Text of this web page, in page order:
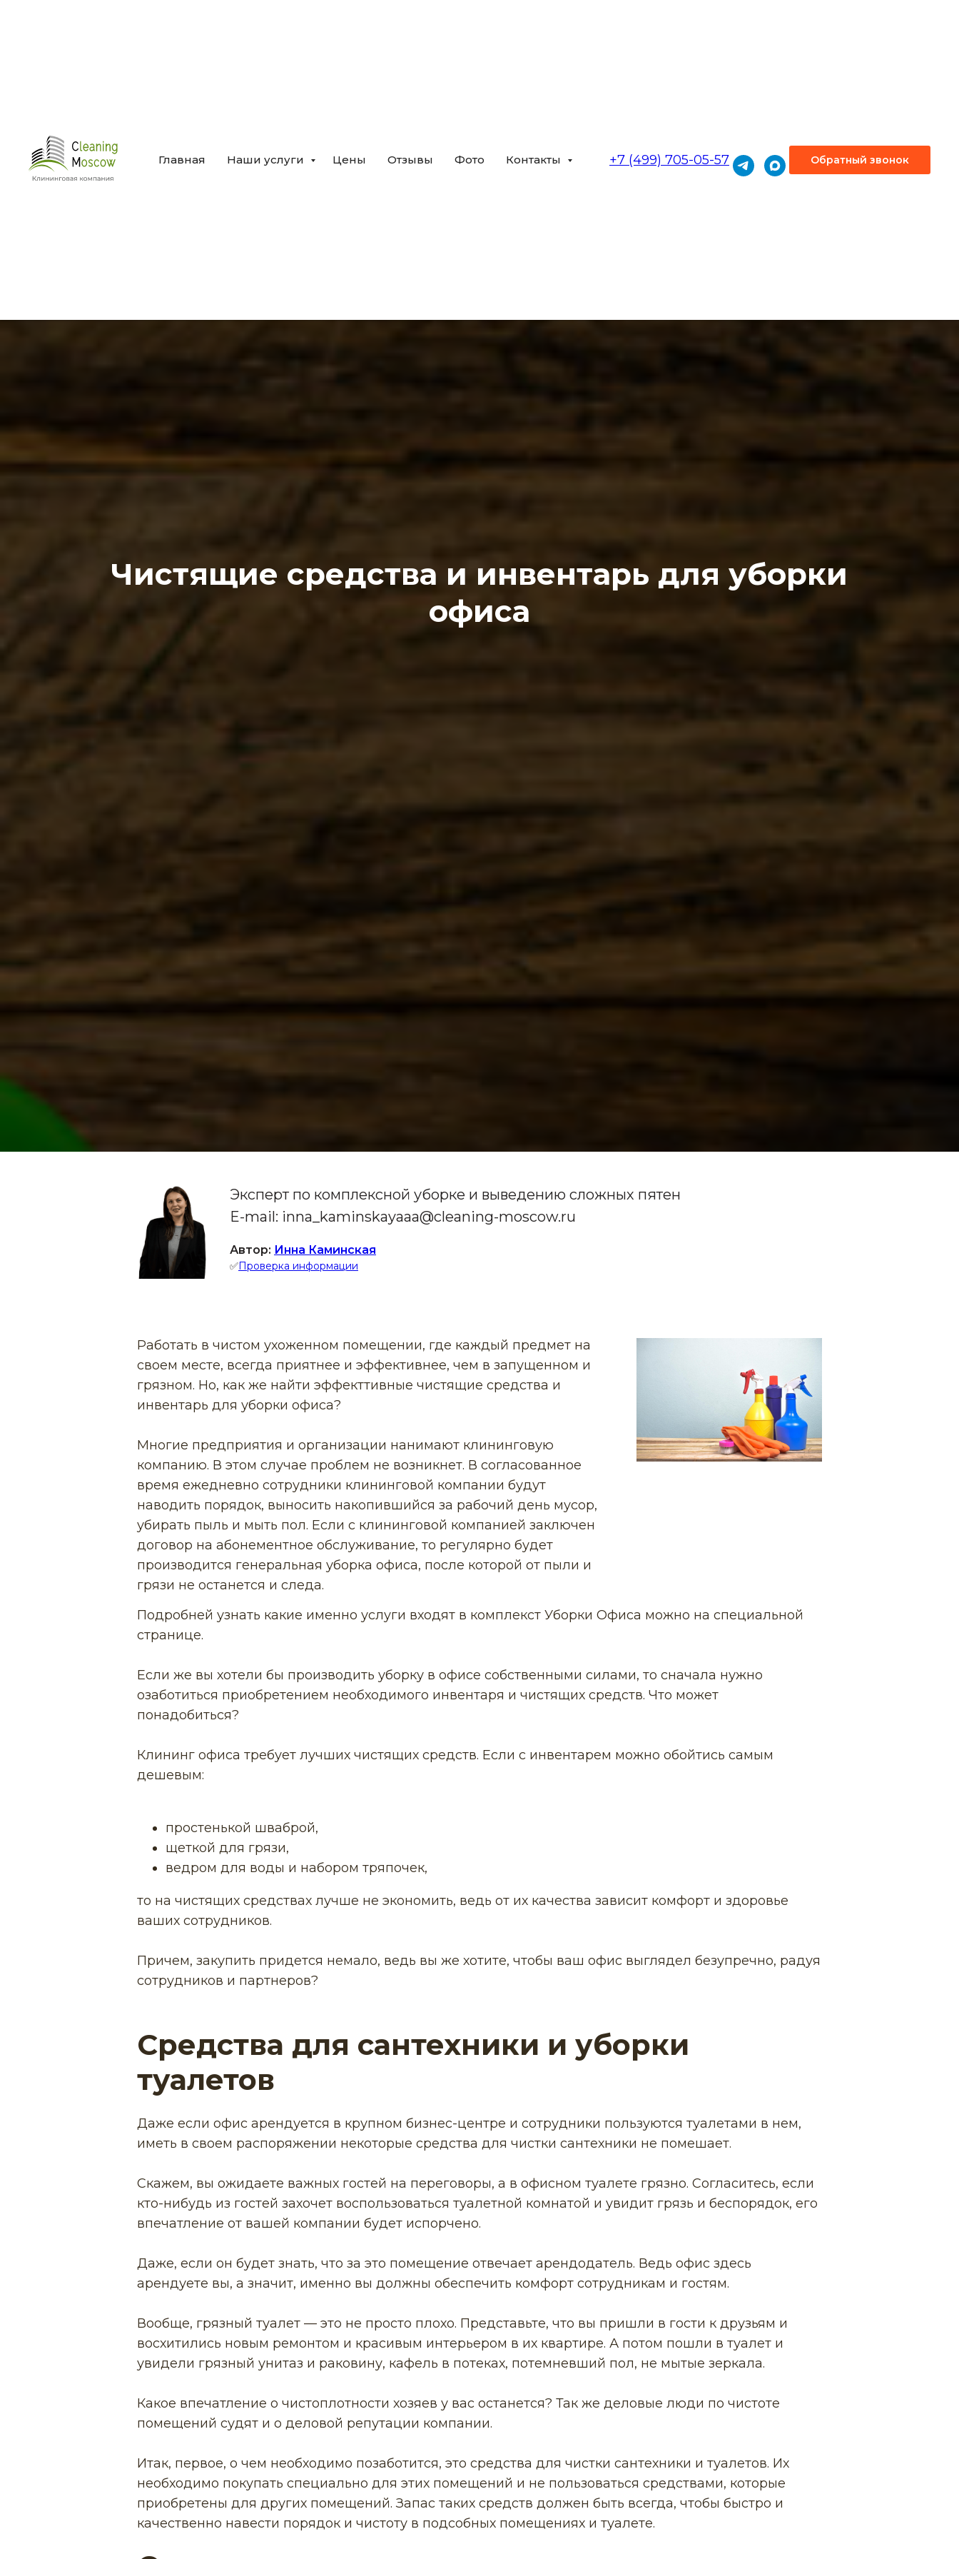
Главная Наши услуги Цены Отзывы Фото Контакты +7 (499) 705-05-57 Обратный звонок
Чистящие средства и инвентарь для уборки
офиса
Эксперт по комплексной уборке и выведению сложных пятен
E-mail: inna_kaminskayaaa@cleaning-moscow.ru
Автор: Инна Каминская
✅Проверка информации
Работать в чистом ухоженном помещении, где каждый предмет на
своем месте, всегда приятнее и эффективнее, чем в запущенном и
грязном. Но, как же найти эффекттивные чистящие средства и
инвентарь для уборки офиса?
Многие предприятия и организации нанимают клининговую
компанию. В этом случае проблем не возникнет. В согласованное
время ежедневно сотрудники клининговой компании будут
наводить порядок, выносить накопившийся за рабочий день мусор,
убирать пыль и мыть пол. Если с клининговой компанией заключен
договор на абонементное обслуживание, то регулярно будет
производится генеральная уборка офиса, после которой от пыли и
грязи не останется и следа.
Подробней узнать какие именно услуги входят в комплекст Уборки Офиса можно на специальной
странице.
Если же вы хотели бы производить уборку в офисе собственными силами, то сначала нужно
озаботиться приобретением необходимого инвентаря и чистящих средств. Что может
понадобиться?
Клининг офиса требует лучших чистящих средств. Если с инвентарем можно обойтись самым
дешевым:
простенькой шваброй,
щеткой для грязи,
ведром для воды и набором тряпочек,
то на чистящих средствах лучше не экономить, ведь от их качества зависит комфорт и здоровье
ваших сотрудников.
Причем, закупить придется немало, ведь вы же хотите, чтобы ваш офис выглядел безупречно, радуя
сотрудников и партнеров?
Средства для сантехники и уборки
туалетов
Даже если офис арендуется в крупном бизнес-центре и сотрудники пользуются туалетами в нем,
иметь в своем распоряжении некоторые средства для чистки сантехники не помешает.
Скажем, вы ожидаете важных гостей на переговоры, а в офисном туалете грязно. Согласитесь, если
кто-нибудь из гостей захочет воспользоваться туалетной комнатой и увидит грязь и беспорядок, его
впечатление от вашей компании будет испорчено.
Даже, если он будет знать, что за это помещение отвечает арендодатель. Ведь офис здесь
арендуете вы, а значит, именно вы должны обеспечить комфорт сотрудникам и гостям.
Вообще, грязный туалет — это не просто плохо. Представьте, что вы пришли в гости к друзьям и
восхитились новым ремонтом и красивым интерьером в их квартире. А потом пошли в туалет и
увидели грязный унитаз и раковину, кафель в потеках, потемневший пол, не мытые зеркала.
Какое впечатление о чистоплотности хозяев у вас останется? Так же деловые люди по чистоте
помещений судят и о деловой репутации компании.
Итак, первое, о чем необходимо позаботится, это средства для чистки сантехники и туалетов. Их
необходимо покупать специально для этих помещений и не пользоваться средствами, которые
приобретены для других помещений. Запас таких средств должен быть всегда, чтобы быстро и
качественно навести порядок и чистоту в подсобных помещениях и туалете.